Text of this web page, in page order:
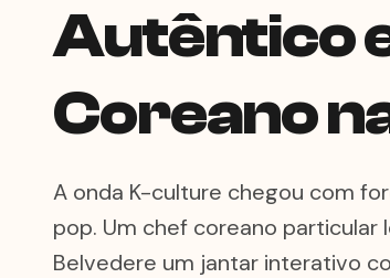
Autêntico
Coreano
A onda K-culture chegou com
pop. Um chef coreano particular
Belvedere um jantar interativo